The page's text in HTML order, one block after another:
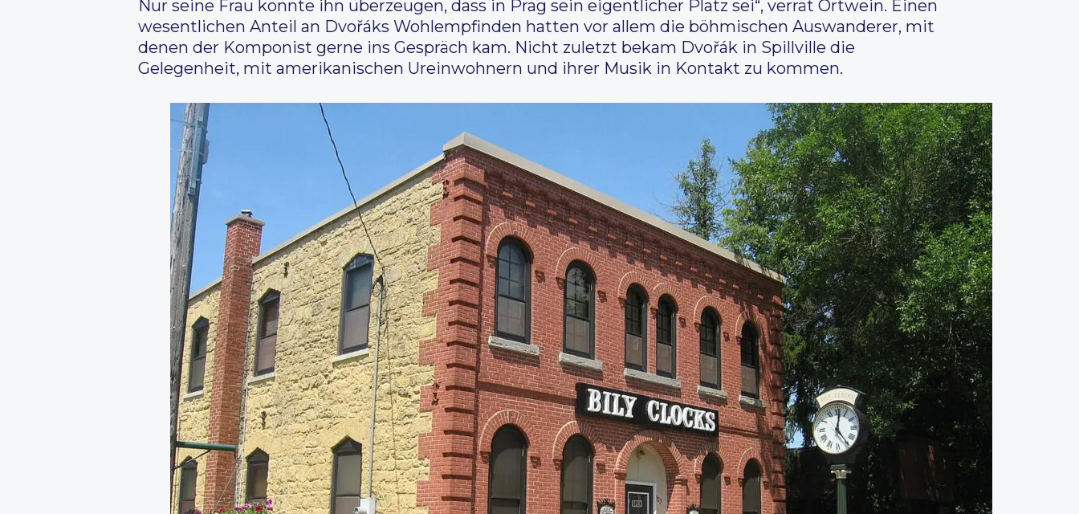
Nur seine Frau konnte ihn überzeugen, dass in Prag sein eigentlicher Platz sei“, verrät Ortwein. Einen
wesentlichen Anteil an Dvořáks Wohlempfinden hatten vor allem die böhmischen Auswanderer, mit
denen der Komponist gerne ins Gespräch kam. Nicht zuletzt bekam Dvořák in Spillville die
Gelegenheit, mit amerikanischen Ureinwohnern und ihrer Musik in Kontakt zu kommen.